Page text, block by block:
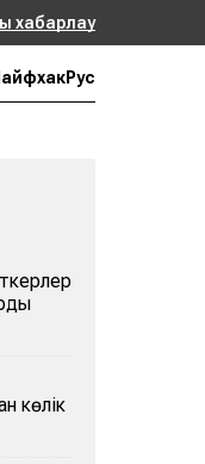
хабарлау
Рус
көлік